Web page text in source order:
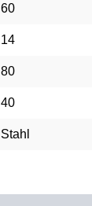
60
14
80
40
Stahl